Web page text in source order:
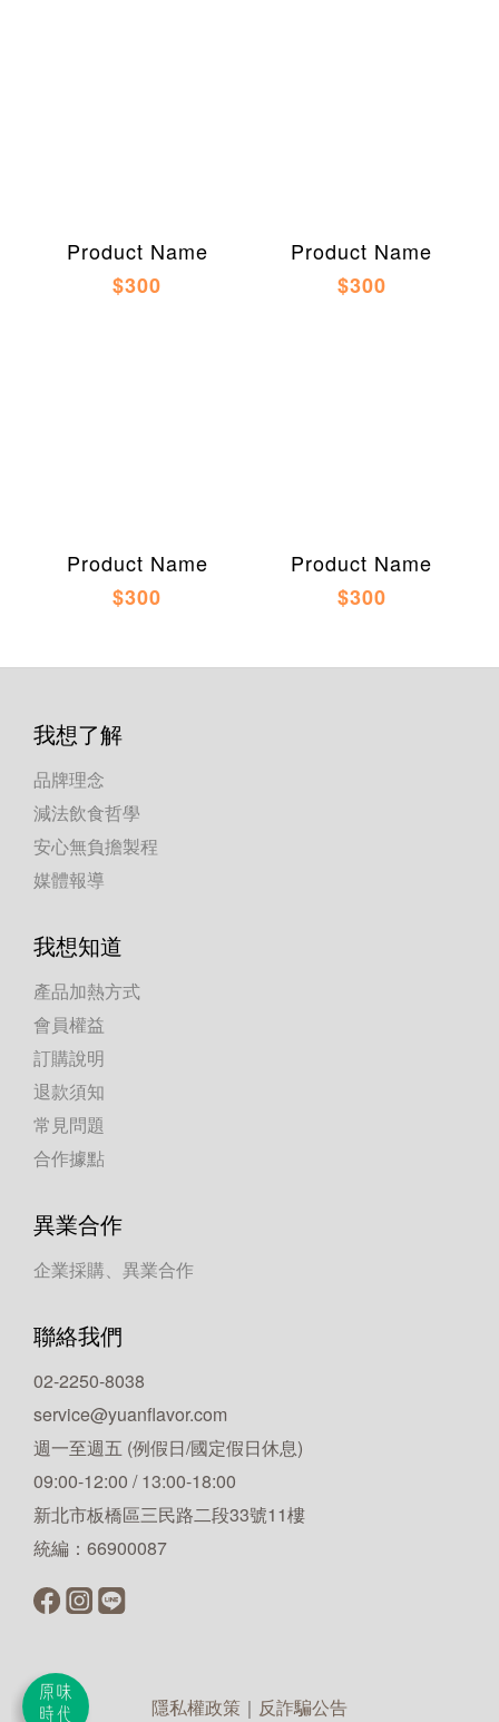
Product Name
$300
Product Name
$300
Product Name
$300
Product Name
$300
我想了解
品牌理念
減法飲食哲學
安心無負擔製程
媒體報導
我想知道
產品加熱方式
會員權益
訂購說明
退款須知
常見問題
合作據點
異業合作
企業採購、異業合作
聯絡我們
02-2250-8038
service@yuanflavor.com
週一至週五 (例假日/國定假日休息)
09:00-12:00 / 13:00-18:00
新北市板橋區三民路二段33號11樓
統編：66900087
隱私權政策 ｜ 反詐騙公告